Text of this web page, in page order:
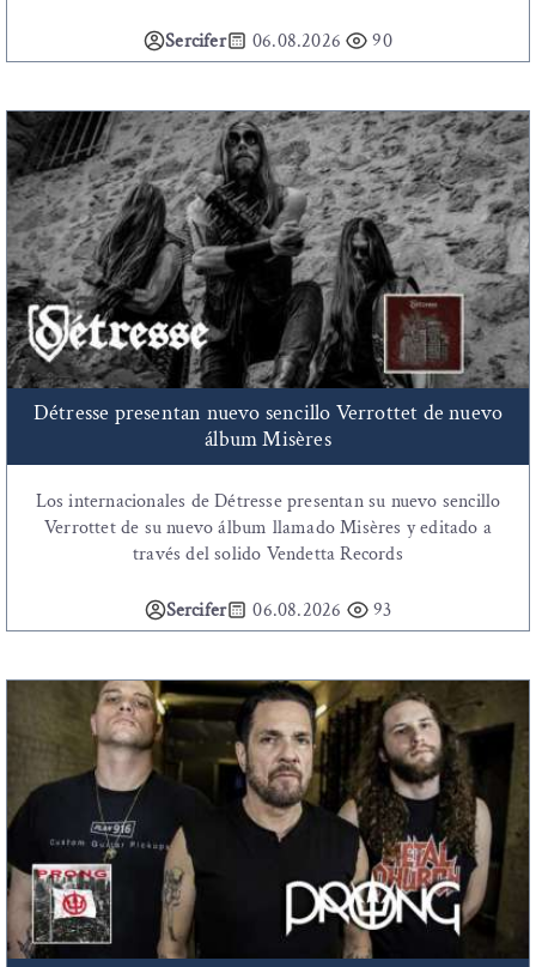
Sercifer 06.08.2026 90
Détresse presentan nuevo sencillo Verrottet de nuevo
álbum Misères
Los internacionales de Détresse presentan su nuevo sencillo
Verrottet de su nuevo álbum llamado Misères y editado a
través del solido Vendetta Records
Sercifer 06.08.2026 93